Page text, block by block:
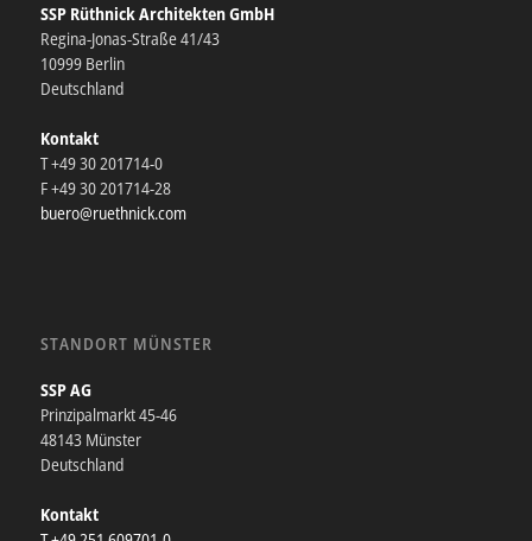
SSP Rüthnick Architekten GmbH
Regina-Jonas-Straße 41/43
10999 Berlin
Deutschland
Kontakt
T +49 30 201714-0
F +49 30 201714-28
buero@ruethnick.com
STANDORT MÜNSTER
SSP AG
Prinzipalmarkt 45-46
48143 Münster
Deutschland
Kontakt